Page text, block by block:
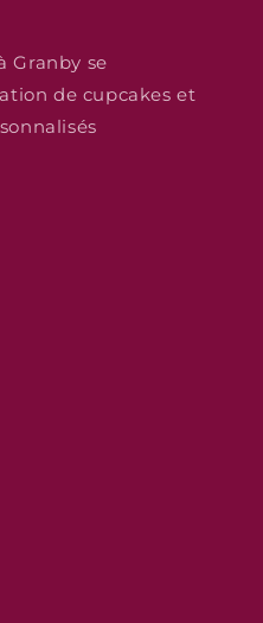
Granby se
de cupcakes et